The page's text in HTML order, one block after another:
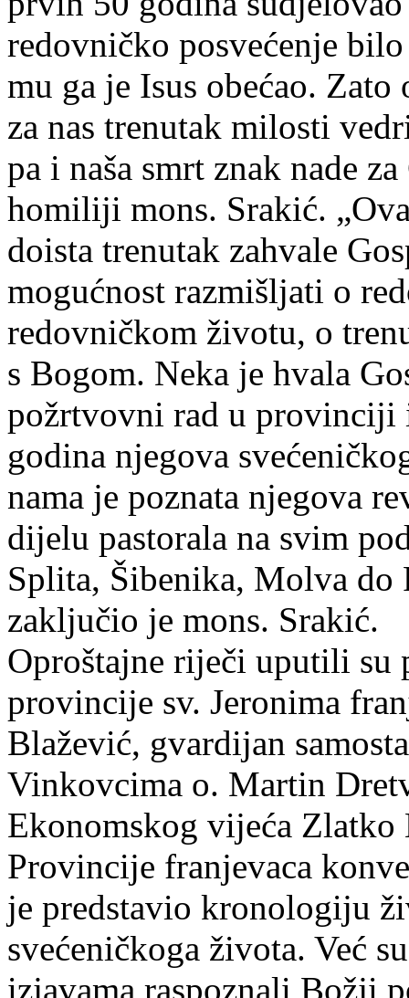
redovničko posvećenje
mu ga je Isus obećao.
za nas trenutak milosti
pa i naša smrt znak nade
homiliji mons. Srakić.
doista trenutak zahvale
mogućnost razmišljati o
redovničkom životu, o
s Bogom. Neka je hvala
požrtvovni rad u provinciji
godina njegova
nama je poznata njegova
dijelu pastorala na svim
Splita, Šibenika, Molva do
zaključio je mons. Srakić.
Oproštajne riječi uputili
provincije sv. Jeronima
Blažević, gvardijan
Vinkovcima o. Martin
Ekonomskog vijeća
Provincije franjevaca
je predstavio kronologiju
svećeničkoga života. Već
izjavama raspoznali Božji